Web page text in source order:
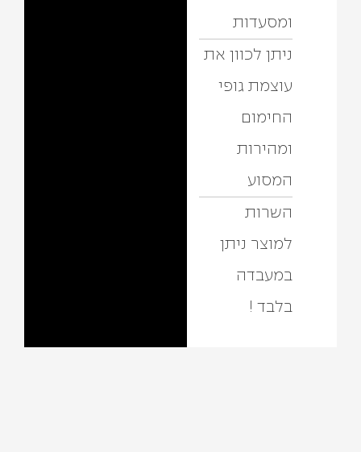
ומסעדות
ניתן לכוון את
עוצמת גופי
החימום
ומהירות
המסוע
השרות
למוצר ניתן
במעבדה
בלבד !